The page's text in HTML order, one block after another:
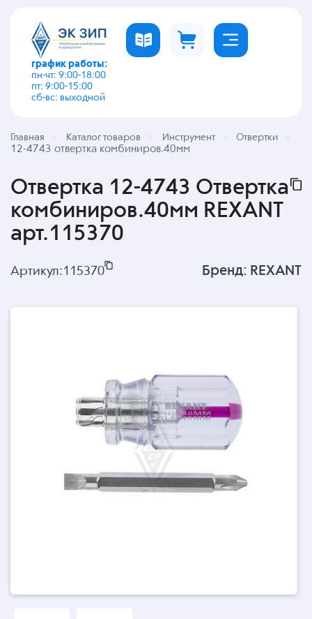
график работы:
пн-чт: 9:00-18:00
пт: 9:00-15:00
сб-вс: выходной
Главная Каталог товаров Инструмент Отвертки
12-4743 отвертка комбиниров.40мм
Отвертка 12-4743 Отвертка
комбиниров.40мм REXANT
арт.115370
Артикул:115370 Бренд: REXANT